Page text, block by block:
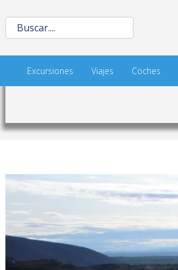
Excursiones Viajes Coches